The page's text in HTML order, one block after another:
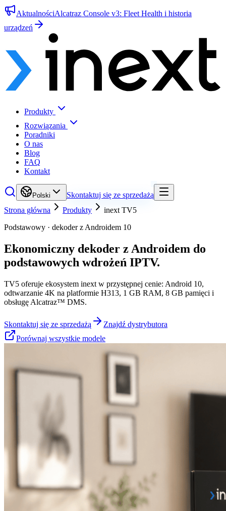
AktualnościAlcatraz Console v3: Fleet Health i historia
urządzeń
Produkty
Rozwiązania
Poradniki
O nas
Blog
FAQ
Kontakt
Polski
Skontaktuj się ze sprzedażą
Strona główna
Produkty
inext TV5
Podstawowy · dekoder z Androidem 10
Ekonomiczny dekoder z Androidem do
podstawowych wdrożeń IPTV.
TV5 oferuje ekosystem inext w przystępnej cenie: Android 10,
odtwarzanie 4K na platformie H313, 1 GB RAM, 8 GB pamięci i
obsługę Alcatraz™ DMS.
Skontaktuj się ze sprzedażą
Znajdź dystrybutora
Porównaj wszystkie modele